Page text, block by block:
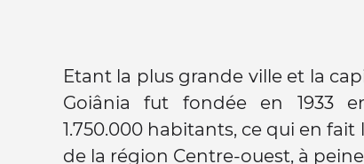
Etant la plus grande ville et la
Goiânia fut fondée en 1933
1.750.000 habitants, ce qui en
de la région Centre-ouest, à